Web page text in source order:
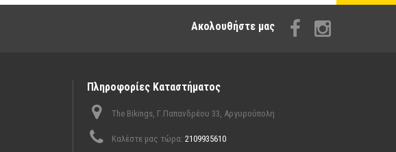
Aκολουθήστε μας
Πληροφορίες Καταστήματος
The Bikings, Γ.Παπανδρέου 33, Αργυρούπολη
Καλέστε μας τώρα: 2109935610